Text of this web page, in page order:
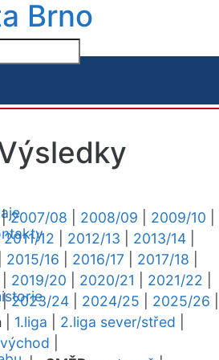
Brno
2007/08 2008/09 2009/10
2011/12 2012/13 2013/14
2015/16 2016/17 2017/18
2019/20 2020/21 2021/22
|2023/24 2024/25 2025/26
1.liga 2.liga sever/střed